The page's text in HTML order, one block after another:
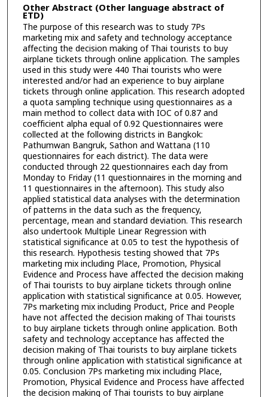
Other Abstract (Other language abstract of
ETD)
The purpose of this research was to study 7Ps
marketing mix and safety and technology acceptance
affecting the decision making of Thai tourists to buy
airplane tickets through online application. The samples
used in this study were 440 Thai tourists who were
interested and/or had an experience to buy airplane
tickets through online application. This research adopted
a quota sampling technique using questionnaires as a
main method to collect data with IOC of 0.87 and
coefficient alpha equal of 0.92 Questionnaires were
collected at the following districts in Bangkok:
Pathumwan Bangruk, Sathon and Wattana (110
questionnaires for each district). The data were
conducted through 22 questionnaires each day from
Monday to Friday (11 questionnaires in the morning and
11 questionnaires in the afternoon). This study also
applied statistical data analyses with the determination
of patterns in the data such as the frequency,
percentage, mean and standard deviation. This research
also undertook Multiple Linear Regression with
statistical significance at 0.05 to test the hypothesis of
this research. Hypothesis testing showed that 7Ps
marketing mix including Place, Promotion, Physical
Evidence and Process have affected the decision making
of Thai tourists to buy airplane tickets through online
application with statistical significance at 0.05. However,
7Ps marketing mix including Product, Price and People
have not affected the decision making of Thai tourists
to buy airplane tickets through online application. Both
safety and technology acceptance has affected the
decision making of Thai tourists to buy airplane tickets
through online application with statistical significance at
0.05. Conclusion 7Ps marketing mix including Place,
Promotion, Physical Evidence and Process have affected
the decision making of Thai tourists to buy airplane